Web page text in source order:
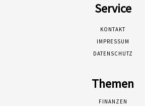
Service
KONTAKT
IMPRESSUM
DATENSCHUTZ
Themen
FINANZEN